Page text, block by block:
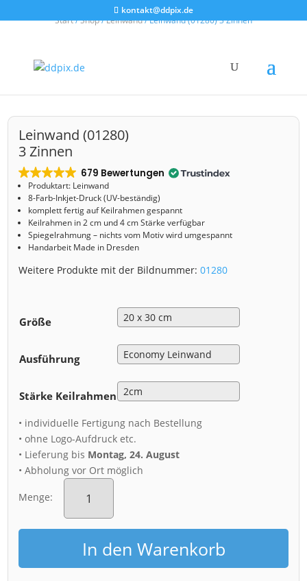
kontakt@ddpix.de
Start/Shop/Leinwand/ Leinwand (01280) 3 Zinnen
Leinwand (01280)
3 Zinnen
679 Bewertungen
Produktart: Leinwand
8-Farb-Inkjet-Druck (UV-beständig)
komplett fertig auf Keilrahmen gespannt
Keilrahmen in 2 cm und 4 cm Stärke verfügbar
Spiegelrahmung – nichts vom Motiv wird umgespannt
Handarbeit Made in Dresden
Weitere Produkte mit der Bildnummer:01280
Größe
Ausführung
Stärke Keilrahmen
• individuelle Fertigung nach Bestellung
• ohne Logo-Aufdruck etc.
• Lieferung bis Montag, 24. August
• Abholung vor Ort möglich
Menge:
Leinwand
(01280)
Zinnen
Menge
In den Warenkorb